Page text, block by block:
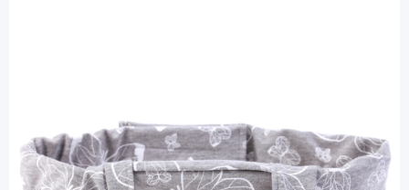
PZN: 13916456 / Diashop.de Kat.-Nr.112767
Lieferzeit 3-7 Werktage